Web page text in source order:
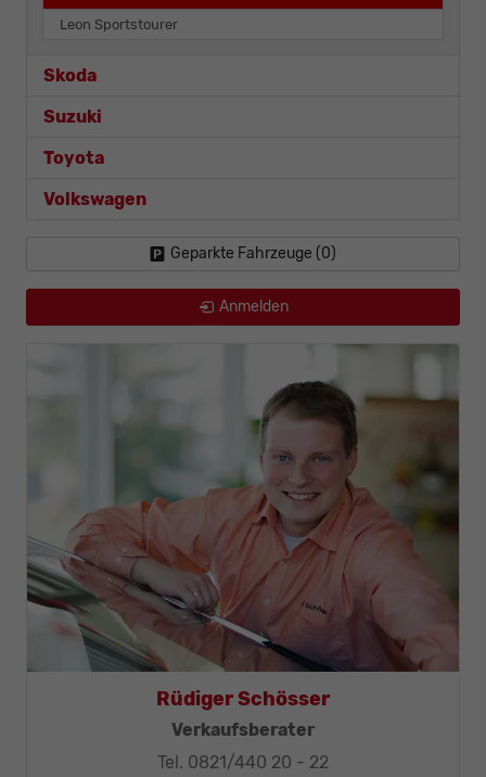
Leon Sportstourer
Skoda
Suzuki
Toyota
Volkswagen
Geparkte Fahrzeuge (0)
Anmelden
Thomas Mohr
Geschäftsleitung, KFZ-Techniker-Meister
Tel. 0821/440 20 - 32